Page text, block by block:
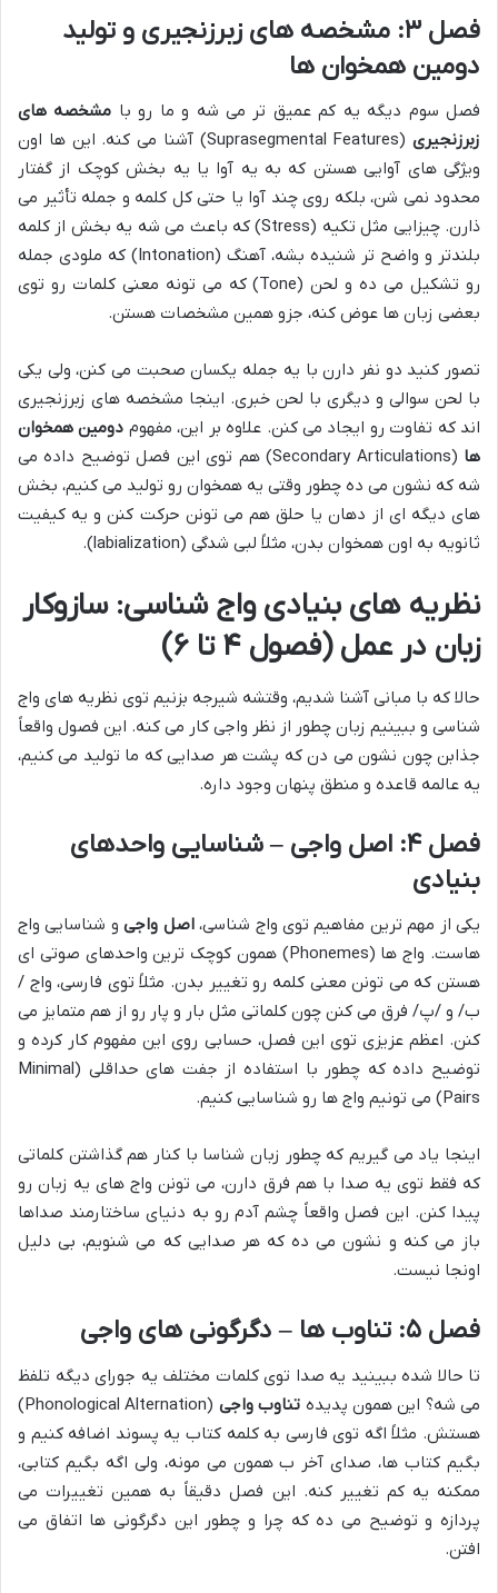
فصل ۳: مشخصه های زبرزنجیری و تولید
دومین همخوان ها
فصل سوم دیگه یه کم عمیق تر می شه و ما رو با مشخصه های
زبرزنجیری
(Suprasegmental Features) آشنا می کنه. این ها اون
ویژگی های آوایی هستن که به یه آوا یا یه بخش کوچک از گفتار
محدود نمی شن، بلکه روی چند آوا یا حتی کل کلمه و جمله تأثیر می
ذارن. چیزایی مثل تکیه (Stress) که باعث می شه یه بخش از کلمه
بلندتر و واضح تر شنیده بشه، آهنگ (Intonation) که ملودی جمله
رو تشکیل می ده و لحن (Tone) که می تونه معنی کلمات رو توی
بعضی زبان ها عوض کنه، جزو همین مشخصات هستن.
تصور کنید دو نفر دارن با یه جمله یکسان صحبت می کنن، ولی یکی
با لحن سوالی و دیگری با لحن خبری. اینجا مشخصه های زبرزنجیری
اند که تفاوت رو ایجاد می کنن. علاوه بر این، مفهوم دومین همخوان
ها
(Secondary Articulations) هم توی این فصل توضیح داده می
شه که نشون می ده چطور وقتی یه همخوان رو تولید می کنیم، بخش
های دیگه ای از دهان یا حلق هم می تونن حرکت کنن و یه کیفیت
ثانویه به اون همخوان بدن، مثلاً لبی شدگی (labialization).
نظریه های بنیادی واج شناسی: سازوکار
زبان در عمل (فصول ۴ تا ۶)
حالا که با مبانی آشنا شدیم، وقتشه شیرجه بزنیم توی نظریه های واج
شناسی و ببینیم زبان چطور از نظر واجی کار می کنه. این فصول واقعاً
جذابن چون نشون می دن که پشت هر صدایی که ما تولید می کنیم،
یه عالمه قاعده و منطق پنهان وجود داره.
فصل ۴: اصل واجی – شناسایی واحدهای
بنیادی
یکی از مهم ترین مفاهیم توی واج شناسی،اصل واجیو شناسایی واج
هاست. واج ها (Phonemes) همون کوچک ترین واحدهای صوتی ای
هستن که می تونن معنی کلمه رو تغییر بدن. مثلاً توی فارسی، واج /
ب/ و /پ/ فرق می کنن چون کلماتی مثل بار و پار رو از هم متمایز می
کنن. اعظم عزیزی توی این فصل، حسابی روی این مفهوم کار کرده و
توضیح داده که چطور با استفاده از جفت های حداقلی (Minimal
Pairs) می تونیم واج ها رو شناسایی کنیم.
اینجا یاد می گیریم که چطور زبان شناسا با کنار هم گذاشتن کلماتی
که فقط توی یه صدا با هم فرق دارن، می تونن واج های یه زبان رو
پیدا کنن. این فصل واقعاً چشم آدم رو به دنیای ساختارمند صداها
باز می کنه و نشون می ده که هر صدایی که می شنویم، بی دلیل
اونجا نیست.
فصل ۵: تناوب ها – دگرگونی های واجی
تا حالا شده ببینید یه صدا توی کلمات مختلف یه جورای دیگه تلفظ
می شه؟ این همون پدیده تناوب واجی
(Phonological Alternation)
هستش. مثلاً اگه توی فارسی به کلمه کتاب یه پسوند اضافه کنیم و
بگیم کتاب ها، صدای آخر ب همون می مونه، ولی اگه بگیم کتابی،
ممکنه یه کم تغییر کنه. این فصل دقیقاً به همین تغییرات می
پردازه و توضیح می ده که چرا و چطور این دگرگونی ها اتفاق می
افتن.